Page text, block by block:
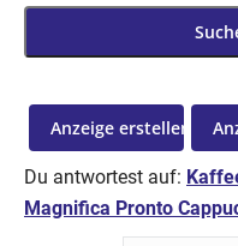
Anzeige erstellen
Du antwortest auf:
Magnifica Pronto